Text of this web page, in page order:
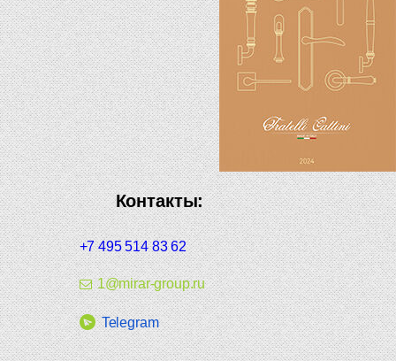
Контакты:
+7 495 514 83 62
1@mirar-group.ru
Telegram